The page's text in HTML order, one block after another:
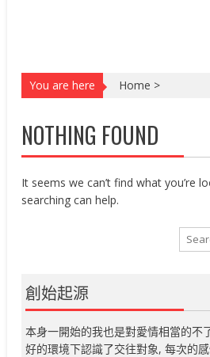
You are here Home >
NOTHING FOUND
It seems we can’t find what you’re
searching can help.
創始起源
本身一開始的我也是對愛情相當的不
好的環境下認識了交往對象, 每次的